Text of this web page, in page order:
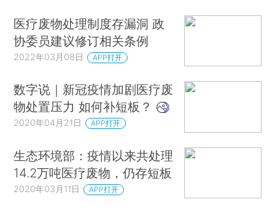
医疗废物处理制度存漏洞 政
协委员建议修订相关条例
2022年03月08日 APP打开
数字说｜新冠疫情加剧医疗废
物处置压力 如何补短板？
2020年04月21日 APP打开
生态环境部：疫情以来共处理
14.2万吨医疗废物，仍存短板
2020年03月11日 APP打开